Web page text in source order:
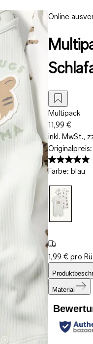
Online
Multipack
11,99 €
inkl. MwSt.,
Originalpreis:
Farbe: blau
1,99 € pro
Material